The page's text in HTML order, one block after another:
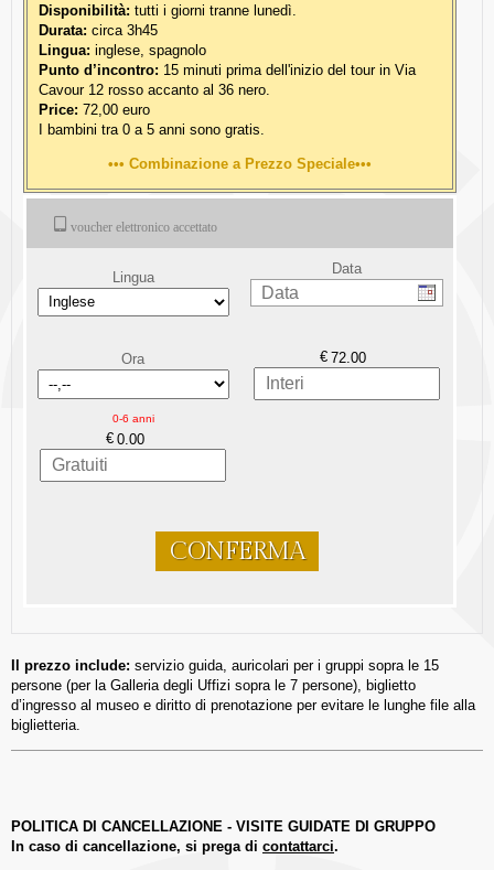
Disponibilità: tutti i giorni tranne lunedì.
Durata: circa 3h45
Lingua: inglese, spagnolo
Punto d’incontro: 15 minuti prima dell'inizio del tour in Via
Cavour 12 rosso accanto al 36 nero.
Price: 72,00 euro
I bambini tra 0 a 5 anni sono gratis.
Combinazione a Prezzo Speciale
voucher elettronico accettato
Lingua Data
Ora €
0-6 anni
€
CONFERMA
Il prezzo include: servizio guida, auricolari per i gruppi sopra le 15
persone (per la Galleria degli Uffizi sopra le 7 persone), biglietto
d’ingresso al museo e diritto di prenotazione per evitare le lunghe file alla
biglietteria.
POLITICA DI CANCELLAZIONE - VISITE GUIDATE DI GRUPPO
In caso di cancellazione, si prega di contattarci.